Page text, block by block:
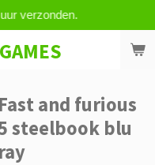
GAMES
verzonden.
Fast and furious
steelbook blu
ray